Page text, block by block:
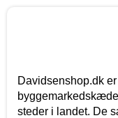
Davidsenshop.dk
steder i landet. De